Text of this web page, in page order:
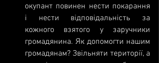
окупант повинен нести покарання
і нести відповідальність за
кожного взятого у заручники
громадянина. Як допомогти нашим
громадянам? Звільняти території, а